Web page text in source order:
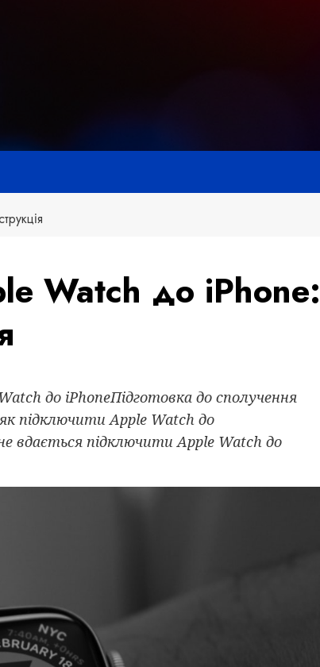
Watch до iPhone:
до iPhoneПідготовка до сполучення
підключити Apple Watch до
вдається підключити Apple Watch до